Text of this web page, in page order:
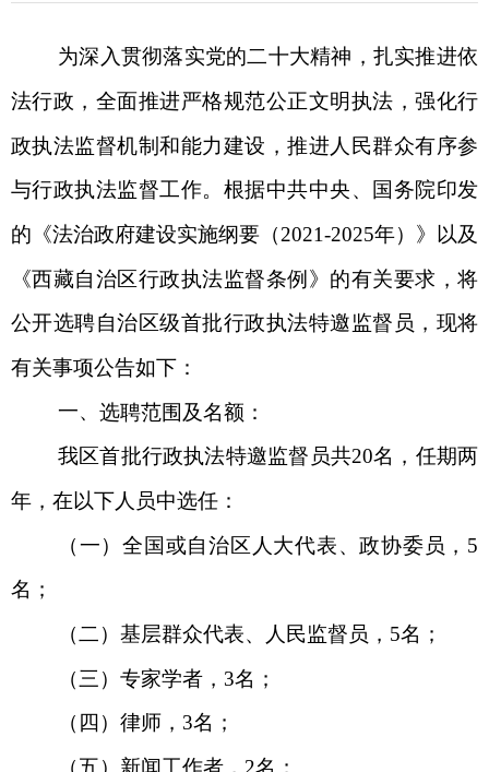
为深入贯彻落实党的二十大精神，扎实推进依
法行政，全面推进严格规范公正文明执法，强化行
政执法监督机制和能力建设，推进人民群众有序参
与行政执法监督工作。根据中共中央、国务院印发
的《法治政府建设实施纲要（2021-2025年）》以及
《西藏自治区行政执法监督条例》的有关要求，将
公开选聘自治区级首批行政执法特邀监督员，现将
有关事项公告如下：
一、 选聘范围及名额：
我区首批行政执法特邀监督员共20名，任期两
年，在以下人员中选任：
（一）全国或自治区人大代表、政协委员， 5
名；
（二）基层群众代表、人民监督员， 5名；
（三）专家学者， 3名；
（四）律师， 3名；
（五）新闻工作者， 2名；